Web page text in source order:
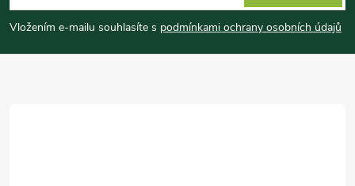
p
a
Vložením e-mailu souhlasíte s podmínkami ochrany osobních údajů